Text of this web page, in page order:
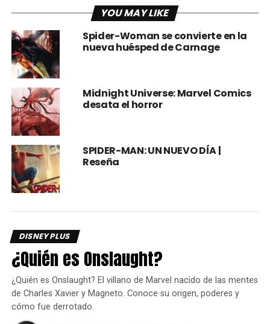
YOU MAY LIKE
Spider-Woman se convierte en la
nueva huésped de Carnage
Midnight Universe: Marvel Comics
desata el horror
SPIDER-MAN: UN NUEVO DÍA |
Reseña
DISNEY PLUS
¿Quién es Onslaught?
¿Quién es Onslaught? El villano de Marvel nacido de las mentes
de Charles Xavier y Magneto. Conoce su origen, poderes y
cómo fue derrotado.